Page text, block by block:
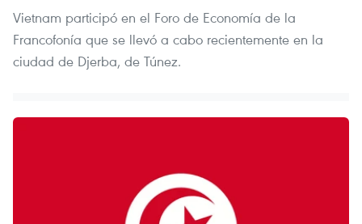
Vietnam participó en el Foro de Economía de la
Francofonía que se llevó a cabo recientemente en la
ciudad de Djerba, de Túnez.